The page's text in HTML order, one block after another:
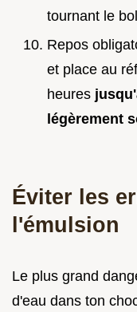
tournant le
Repos
et place au
heures
légèrement
Éviter les
l'émulsion
Le plus grand
d'eau dans ton